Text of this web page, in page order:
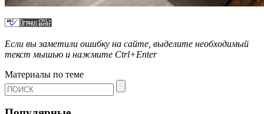
Если вы заметили ошибку на сайте, выделите необходимый
текст мышью и нажмите Ctrl+Enter
Материалы по теме